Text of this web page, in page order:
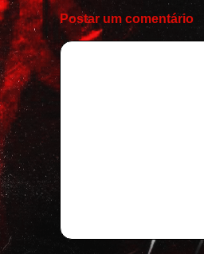
Postar um comentário